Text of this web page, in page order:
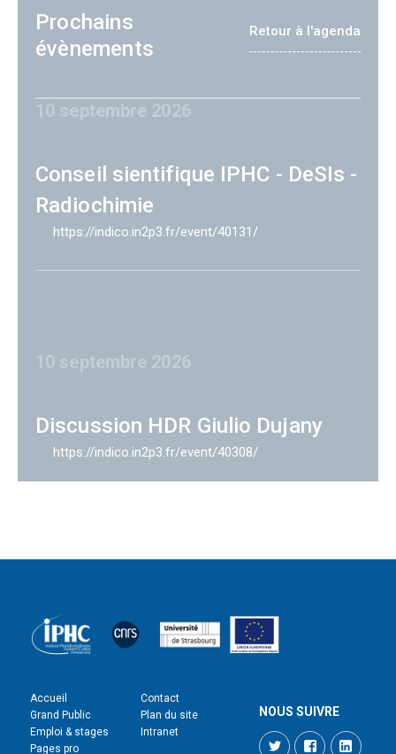
Prochains
évènements
Retour à l'agenda
10 septembre 2026
Conseil sientifique IPHC - DeSIs -
Radiochimie
https://indico.in2p3.fr/event/40131/
10 septembre 2026
Discussion HDR Giulio Dujany
https://indico.in2p3.fr/event/40308/
Accueil
Grand Public
Emploi & stages
Pages pro
Contact
Plan du site
Intranet
NOUS SUIVRE
TwitterFacebook